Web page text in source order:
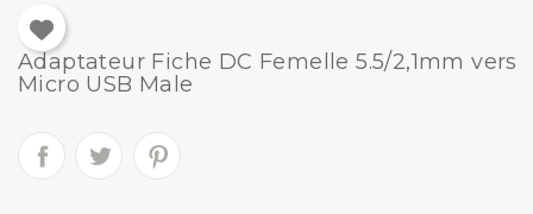
Adaptateur Fiche DC Femelle 5.5/2,1mm vers
Micro USB Male